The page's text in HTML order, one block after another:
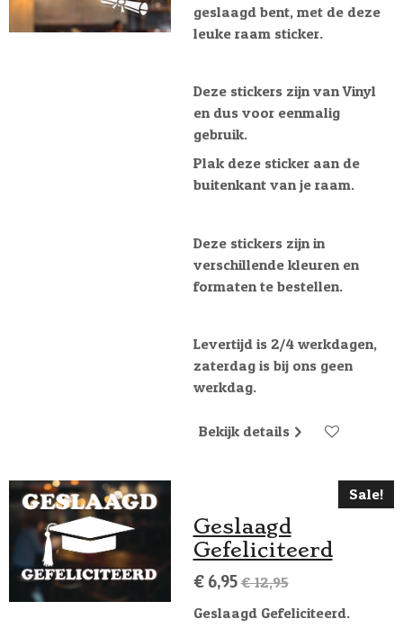
geslaagd bent, met de deze
leuke raam sticker.
Deze stickers zijn van Vinyl
en dus voor eenmalig
gebruik.
Plak deze sticker aan de
buitenkant van je raam.
Deze stickers zijn in
verschillende kleuren en
formaten te bestellen.
Levertijd is 2/4 werkdagen,
zaterdag is bij ons geen
werkdag.
Bekijk details
Sale!
Geslaagd
Gefeliciteerd
€ 6,95 € 12,95
Geslaagd Gefeliciteerd.